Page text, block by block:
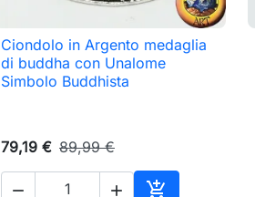
 Anteprima
Ciondolo in Argento medaglia
di buddha con Unalome
Simbolo Buddhista
79,19 € 89,99 €
  